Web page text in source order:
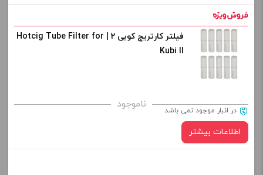
فیلتر کارتریج کوبی 2 | Hotcig Tube Filter for
Kubi II
ناموجود در انبار موجود نمی باشد
اطلاعات بیشتر